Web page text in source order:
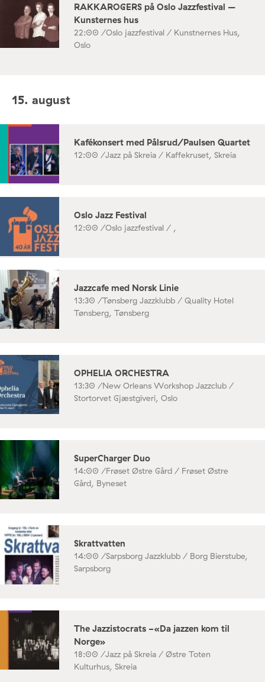
RAKKAROGERS på Oslo Jazzfestival –
Kunsternes hus
22:00 /Oslo jazzfestival / Kunstnernes Hus,
Oslo
15. august
Kafékonsert med Pålsrud/Paulsen Quartet
12:00 /Jazz på Skreia / Kaffekruset, Skreia
Oslo Jazz Festival
12:00 /Oslo jazzfestival / ,
Jazzcafe med Norsk Linie
13:30 /Tønsberg Jazzklubb / Quality Hotel
Tønsberg, Tønsberg
OPHELIA ORCHESTRA
13:30 /New Orleans Workshop Jazzclub /
Stortorvet Gjæstgiveri, Oslo
SuperCharger Duo
14:00 /Frøset Østre Gård / Frøset Østre
Gård, Byneset
Skrattvatten
14:00 /Sarpsborg Jazzklubb / Borg Bierstube,
Sarpsborg
The Jazzistocrats -«Da jazzen kom til
Norge»
18:00 /Jazz på Skreia / Østre Toten
Kulturhus, Skreia